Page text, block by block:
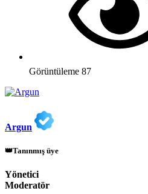
Görüntüleme 87
Argun
👑Tanınmış üye
Yönetici
Moderatör